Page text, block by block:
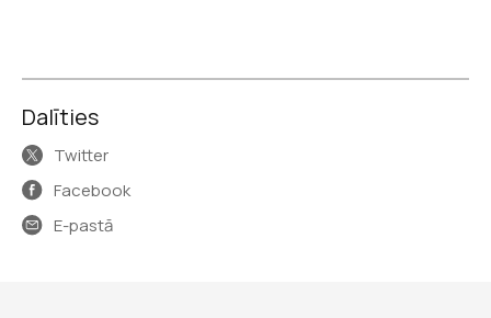
Dalīties
Twitter
Facebook
E-pastā